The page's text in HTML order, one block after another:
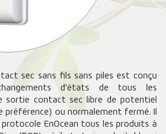
sec sans fils sans piles est conçu
d'états de tous les
sortie contact sec libre de potentiel
préférence) ou normalement fermé. Il
EnOcean tous les produits à